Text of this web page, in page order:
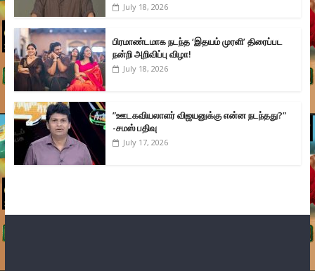
July 18, 2026
பிரமாண்டமாக நடந்த ‘இதயம் முரளி’ திரைப்பட
நன்றி அறிவிப்பு விழா!
July 18, 2026
”ஊடகவியலாளர் விஜயனுக்கு என்ன நடந்தது?”
-சமஸ் பதிவு
July 17, 2026